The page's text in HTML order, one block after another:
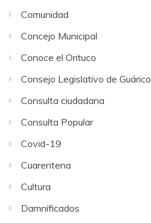
Comunidad
Concejo Municipal
Conoce el Orituco
Consejo Legislativo de Guárico
Consulta ciudadana
Consulta Popular
Covid-19
Cuarentena
Cultura
Damnificados